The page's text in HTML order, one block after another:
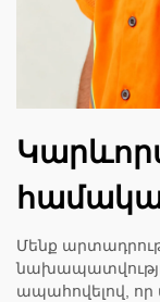
Մենք
ապահովելով, որ